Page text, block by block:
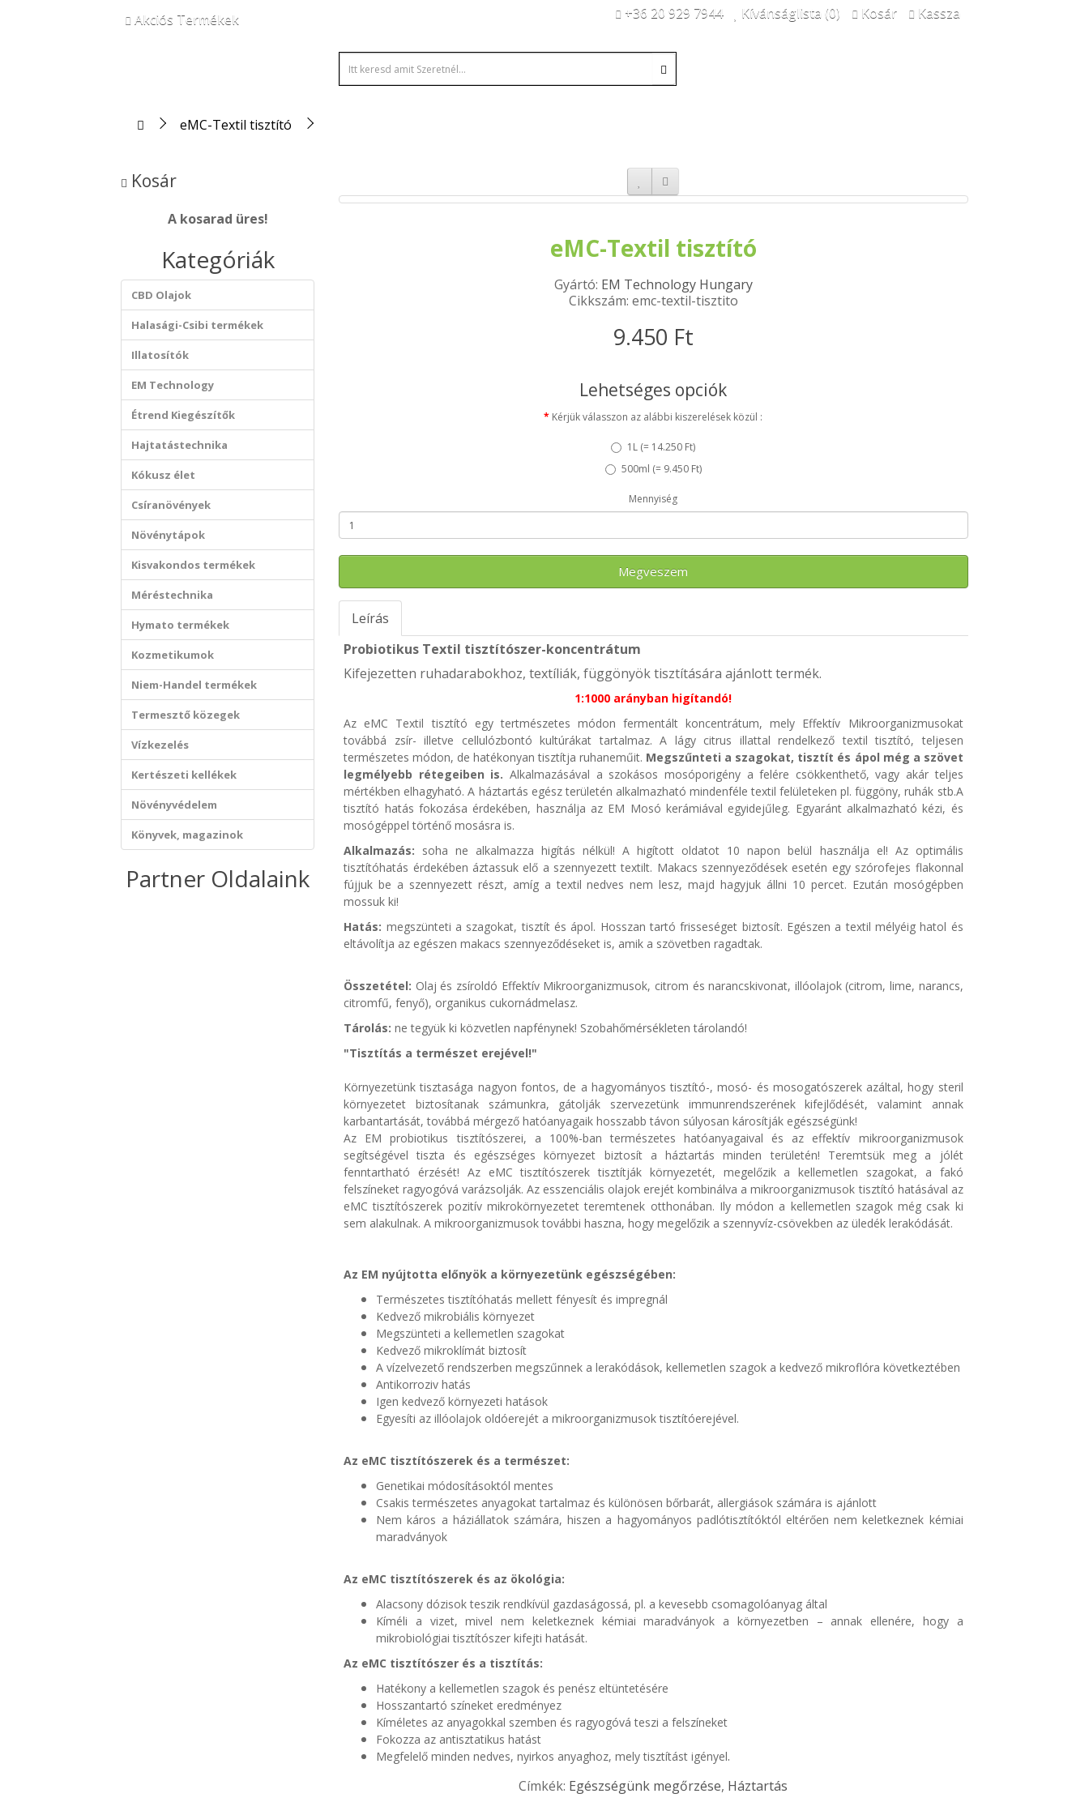
Akciós Termékek +36 20 929 7944 Kívánságlista (0) Kosár Kassza
eMC-Textil tisztító
Kosár
A kosarad üres!
Kategóriák
CBD Olajok
Halasági-Csibi termékek
Illatosítók
EM Technology
Étrend Kiegészítők
Hajtatástechnika
Kókusz élet
Csíranövények
Növénytápok
Kisvakondos termékek
Méréstechnika
Hymato termékek
Kozmetikumok
Niem-Handel termékek
Termesztő közegek
Vízkezelés
Kertészeti kellékek
Növényvédelem
Könyvek, magazinok
Partner Oldalaink
eMC-Textil tisztító
Gyártó: EM Technology Hungary
Cikkszám: emc-textil-tisztito
9.450 Ft
Lehetséges opciók
Kérjük válasszon az alábbi kiszerelések közül :
1L (= 14.250 Ft)
500ml (= 9.450 Ft)
Mennyiség
Megveszem
Leírás
Probiotikus Textil tisztítószer-koncentrátum
Kifejezetten ruhadarabokhoz, textíliák, függönyök tisztítására ajánlott termék.
1:1000 arányban higítandó!
Az eMC Textil tisztító egy tertmészetes módon fermentált koncentrátum, mely Effektív Mikroorganizmusokat
továbbá zsír- illetve cellulózbontó kultúrákat tartalmaz. A lágy citrus illattal rendelkező textil tisztító, teljesen
természetes módon, de hatékonyan tisztítja ruhaneműit. Megszűnteti a szagokat, tisztít és ápol még a szövet
legmélyebb rétegeiben is.Alkalmazásával a szokásos mosóporigény a felére csökkenthető, vagy akár teljes
mértékben elhagyható.A háztartás egész területén alkalmazható mindenféle textil felületeken pl. függöny, ruhák stb.A
tisztító hatás fokozása érdekében, használja az EM Mosó kerámiával egyidejűleg. Egyaránt alkalmazható kézi, és
mosógéppel történő mosásra is.
Alkalmazás: soha ne alkalmazza higítás nélkül! A higított oldatot 10 napon belül használja el! Az optimális
tisztítóhatás érdekében áztassuk elő a szennyezett textilt. Makacs szennyeződések esetén egy szórofejes flakonnal
fújjuk be a szennyezett részt, amíg a textil nedves nem lesz, majd hagyjuk állni 10 percet. Ezután mosógépben
mossuk ki!
Hatás: megszünteti a szagokat, tisztít és ápol. Hosszan tartó frisseséget biztosít. Egészen a textil mélyéig hatol és
eltávolítja az egészen makacs szennyeződéseket is, amik a szövetben ragadtak.
Összetétel: Olaj és zsíroldó Effektív Mikroorganizmusok, citrom és narancskivonat, illóolajok (citrom, lime, narancs,
citromfű, fenyő), organikus cukornádmelasz.
Tárolás: ne tegyük ki közvetlen napfénynek! Szobahőmérsékleten tárolandó!
"Tisztítás a természet erejével!"
Környezetünk tisztasága nagyon fontos, de a hagyományos tisztító-, mosó- és mosogatószerek azáltal, hogy steril
környezetet biztosítanak számunkra, gátolják szervezetünk immunrendszerének kifejlődését, valamint annak
karbantartását, továbbá mérgező hatóanyagaik hosszabb távon súlyosan károsítják egészségünk!
Az EM probiotikus tisztítószerei, a 100%-ban természetes hatóanyagaival és az effektív mikroorganizmusok
segítségével tiszta és egészséges környezet biztosít a háztartás minden területén! Teremtsük meg a jólét
fenntartható érzését! Az eMC tisztítószerek tisztítják környezetét, megelőzik a kellemetlen szagokat, a fakó
felszíneket ragyogóvá varázsolják. Az esszenciális olajok erejét kombinálva a mikroorganizmusok tisztító hatásával az
eMC tisztítószerek pozitív mikrokörnyezetet teremtenek otthonában. Ily módon a kellemetlen szagok még csak ki
sem alakulnak. A mikroorganizmusok további haszna, hogy megelőzik a szennyvíz-csövekben az üledék lerakódását.
Az EM nyújtotta előnyök a környezetünk egészségében:
Természetes tisztítóhatás mellett fényesít és impregnál
Kedvező mikrobiális környezet
Megszünteti a kellemetlen szagokat
Kedvező mikroklímát biztosít
A vízelvezető rendszerben megszűnnek a lerakódások, kellemetlen szagok a kedvező mikroflóra következtében
Antikorroziv hatás
Igen kedvező környezeti hatások
Egyesíti az illóolajok oldóerejét a mikroorganizmusok tisztítóerejével.
Az eMC tisztítószerek és a természet:
Genetikai módosításoktól mentes
Csakis természetes anyagokat tartalmaz és különösen bőrbarát, allergiások számára is ajánlott
Nem káros a háziállatok számára, hiszen a hagyományos padlótisztítóktól eltérően nem keletkeznek kémiai
maradványok
Az eMC tisztítószerek és az ökológia:
Alacsony dózisok teszik rendkívül gazdaságossá, pl. a kevesebb csomagolóanyag által
Kíméli a vizet, mivel nem keletkeznek kémiai maradványok a környezetben – annak ellenére, hogy a
mikrobiológiai tisztítószer kifejti hatását.
Az eMC tisztítószer és a tisztítás:
Hatékony a kellemetlen szagok és penész eltüntetésére
Hosszantartó színeket eredményez
Kíméletes az anyagokkal szemben és ragyogóvá teszi a felszíneket
Fokozza az antisztatikus hatást
Megfelelő minden nedves, nyirkos anyaghoz, mely tisztítást igényel.
Címkék: Egészségünk megőrzése, Háztartás